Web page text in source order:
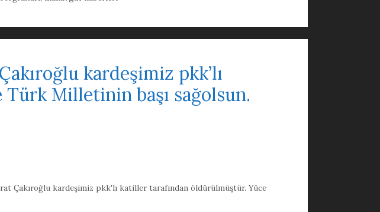
kardeşimiz pkk’lı
Milletinin başı sağolsun.
Çakıroğlu kardeşimiz pkk'lı katiller tarafından öldürülmüştür. Yüce